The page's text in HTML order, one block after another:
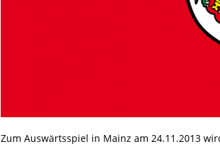
Zum Auswärtsspiel in Mainz am 24.11.2013